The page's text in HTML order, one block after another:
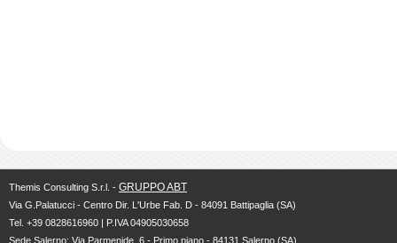
Themis Consulting S.r.l. - GRUPPO ABT
Via G.Palatucci - Centro Dir. L'Urbe Fab. D - 84091 Battipaglia (SA)
Tel. +39 0828616960 | P.IVA 04905030658
Sede Salerno: Via Parmenide, 6 - Primo piano - 84131 Salerno (SA)